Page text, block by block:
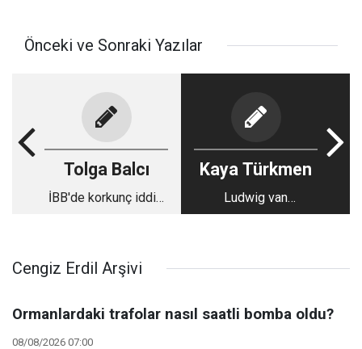
Önceki ve Sonraki Yazılar
Tolga Balcı
İBB'de korkunç iddia:
mobbinge başladı
Kaya Türkmen
Ludwig van
Beethoven:
Cengiz Erdil Arşivi
Ormanlardaki trafolar nasıl saatli bomba oldu?
08/08/2026 07:00